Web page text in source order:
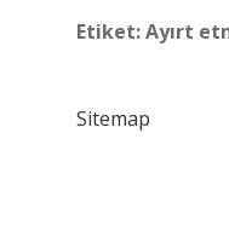
Etiket:Ayırt
Sitemap